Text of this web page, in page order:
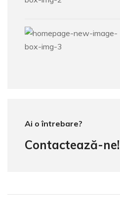
Ai o întrebare?
Contactează-ne!